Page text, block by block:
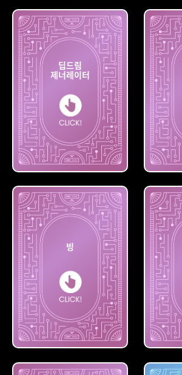
딥드림
제너레이터
딥드림
제너레이터
빙
빙